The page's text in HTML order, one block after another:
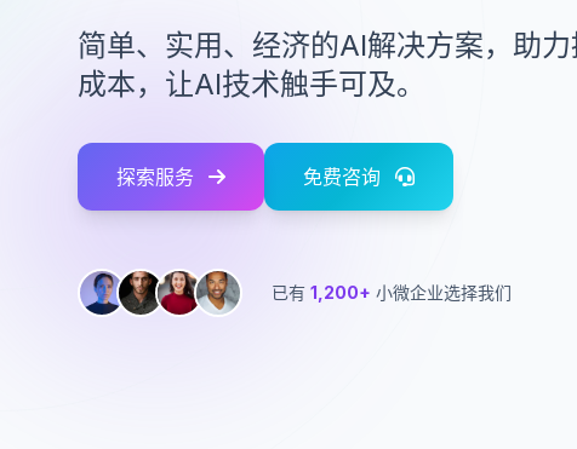
简单、实用、经济的AI解决方案，助
成本，让AI技术触手可及。
探索服务 免费咨询
已有 1,200+ 小微企业选择我们